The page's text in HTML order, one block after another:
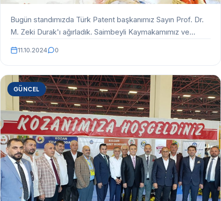
Bugün standımızda Türk Patent başkanımız Sayın Prof. Dr.
M. Zeki Durak'ı ağırladık. Saimbeyli Kaymakamımız ve
belediye…
11.10.2024 0
GÜNCEL